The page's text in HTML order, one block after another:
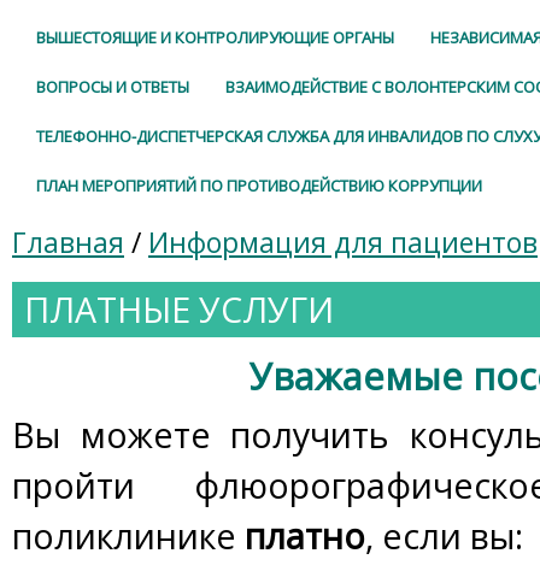
ВЫШЕСТОЯЩИЕ И КОНТРОЛИРУЮЩИЕ ОРГАНЫ
ВОПРОСЫ И ОТВЕТЫ ВЗАИМОДЕЙСТВИЕ С ВОЛОНТЕРСКИМ
ТЕЛЕФОННО-ДИСПЕТЧЕРСКАЯ СЛУЖБА ДЛЯ ИНВАЛИДОВ ПО
ПЛАН МЕРОПРИЯТИЙ ПО ПРОТИВОДЕЙСТВИЮ КОРРУПЦИИ
Главная / Информация для пациентов
ПЛАТНЫЕ УСЛУГИ
Уважаемые
Вы можете получить
пройти
поликлинике платно, если вы: